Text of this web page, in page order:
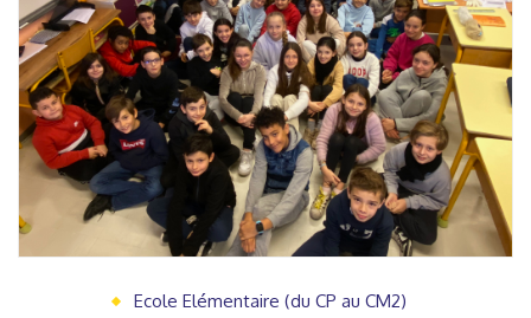
Ecole Elémentaire (du CP au CM2)